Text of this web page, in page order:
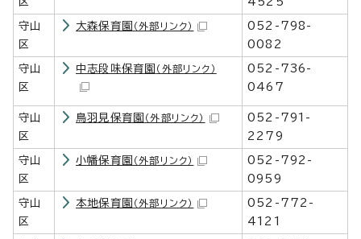
守山
区
大森保育園 （外部リンク）
052-798-
0082
守山
区
中志段味保育園 （外部リンク）
052-736-
0467
守山
区
鳥羽見保育園 （外部リンク）
052-791-
2279
守山
区
小幡保育園 （外部リンク）
052-792-
0959
守山
区
本地保育園 （外部リンク）
052-772-
4121